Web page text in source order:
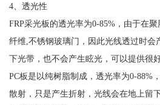
4、透光性
FRP采光板的透光率为0-85%，由于在
纤维,不锈钢玻璃门，因此光线透过时会
下光带，也不会产生眩光，可以提供很
PC板是以纯树脂制成，透光率为0-88%
散射，只是产生折射，光线会在地上留